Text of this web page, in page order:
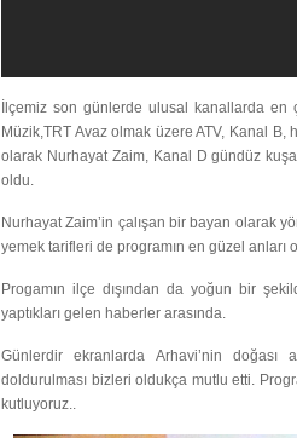
İlçemiz son günlerde ulusal kanallarda en
Müzik,TRT Avaz olmak üzere ATV, Kanal
olarak Nurhayat Zaim, Kanal D gündüz
oldu.
Nurhayat Zaim’in çalışan bir bayan olarak
yemek tarifleri de programın en güzel anları
Progamın ilçe dışından da yoğun bir
yaptıkları gelen haberler arasında.
Günlerdir ekranlarda Arhavi’nin doğası
doldurulması bizleri oldukça mutlu etti.
kutluyoruz..